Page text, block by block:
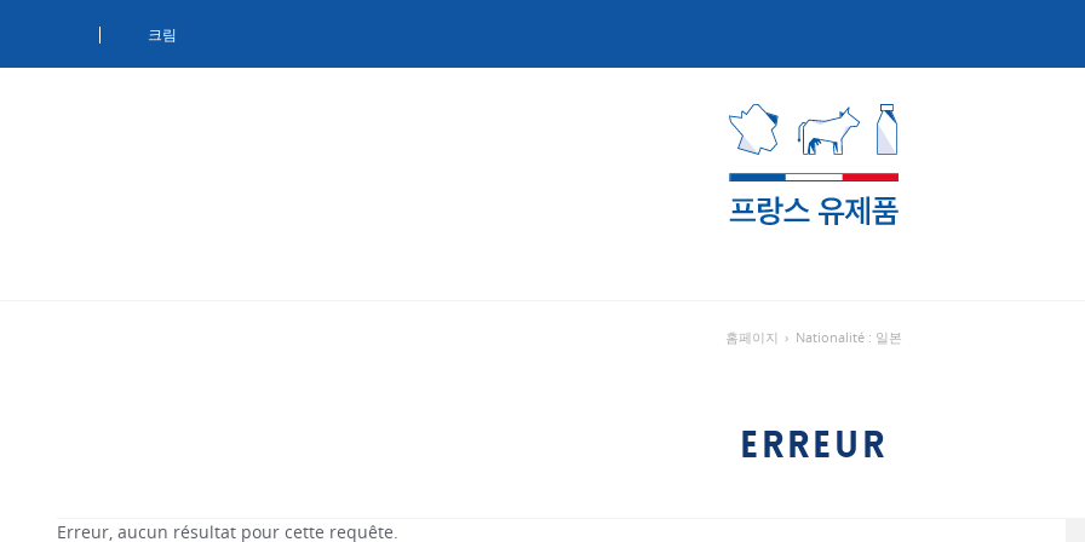
크림
홈페이지 › Nationalité : 일본
ERREUR
Erreur, aucun résultat pour cette requête.